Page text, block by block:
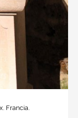
Francia.